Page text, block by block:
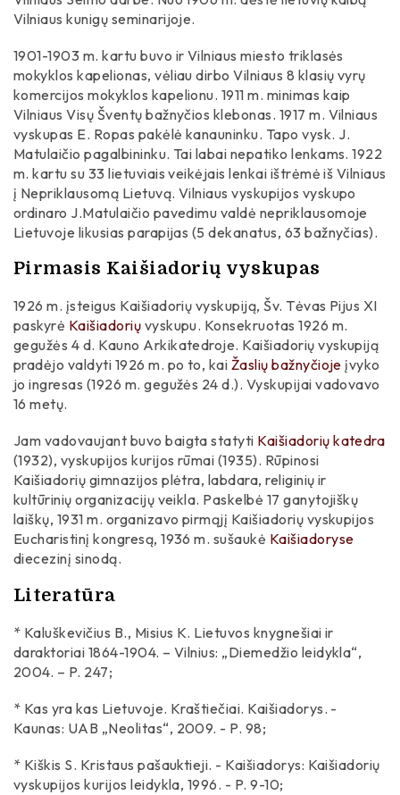
Vilniaus kunigų seminarijoje.
1901-1903 m. kartu buvo ir Vilniaus miesto triklasės
mokyklos kapelionas, vėliau dirbo Vilniaus 8 klasių vyrų
komercijos mokyklos kapelionu. 1911 m. minimas kaip
Vilniaus Visų Šventų bažnyčios klebonas. 1917 m. Vilniaus
vyskupas E. Ropas pakėlė kanauninku. Tapo vysk. J.
Matulaičio pagalbininku. Tai labai nepatiko lenkams. 1922
m. kartu su 33 lietuviais veikėjais lenkai ištrėmė iš Vilniaus
į Nepriklausomą Lietuvą. Vilniaus vyskupijos vyskupo
ordinaro J.Matulaičio pavedimu valdė nepriklausomoje
Lietuvoje likusias parapijas (5 dekanatus, 63 bažnyčias).
Pirmasis Kaišiadorių vyskupas
1926 m. įsteigus Kaišiadorių vyskupiją, Šv. Tėvas Pijus XI
paskyrė Kaišiadorių vyskupu. Konsekruotas 1926 m.
gegužės 4 d. Kauno Arkikatedroje. Kaišiadorių vyskupiją
pradėjo valdyti 1926 m. po to, kai Žaslių bažnyčioje įvyko
jo ingresas (1926 m. gegužės 24 d.). Vyskupijai vadovavo
16 metų.
Jam vadovaujant buvo baigta statyti Kaišiadorių katedra
(1932), vyskupijos kurijos rūmai (1935). Rūpinosi
Kaišiadorių gimnazijos plėtra, labdara, religinių ir
kultūrinių organizacijų veikla. Paskelbė 17 ganytojiškų
laiškų, 1931 m. organizavo pirmąjį Kaišiadorių vyskupijos
Eucharistinį kongresą, 1936 m. sušaukė Kaišiadoryse
diecezinį sinodą.
Literatūra
* Kaluškevičius B., Misius K. Lietuvos knygnešiai ir
daraktoriai 1864-1904. – Vilnius: „Diemedžio leidykla“,
2004. – P. 247;
* Kas yra kas Lietuvoje. Kraštiečiai. Kaišiadorys. -
Kaunas: UAB „Neolitas“, 2009. - P. 98;
* Kiškis S. Kristaus pašauktieji. - Kaišiadorys: Kaišiadorių
vyskupijos kurijos leidykla, 1996. - P. 9-10;